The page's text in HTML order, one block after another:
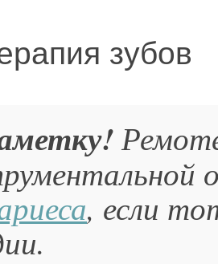
, если